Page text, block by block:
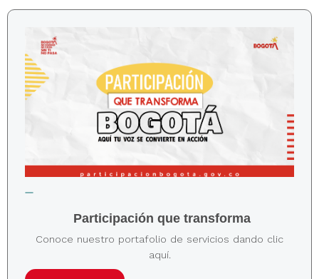
Participación que transforma
Conoce nuestro portafolio de servicios dando clic
aquí.